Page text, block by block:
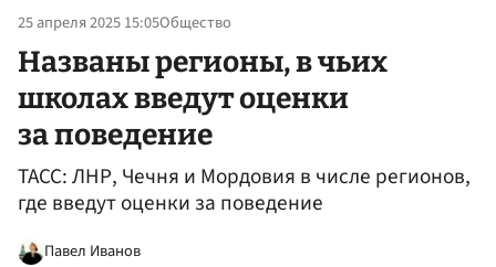
25 апреля 2025 15:05Общество
Названы регионы, в чьих
школах введут оценки
за поведение
ТАСС: ЛНР, Чечня и Мордовия в числе регионов,
где введут оценки за поведение
Павел Иванов